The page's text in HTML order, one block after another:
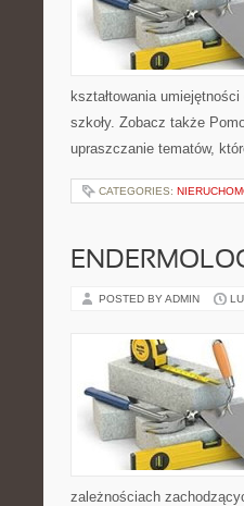
kształtowania
szkoły. Zobacz także
upraszczanie tematów,
CATEGORIES:
POSTED BY ADMIN
zależnościach